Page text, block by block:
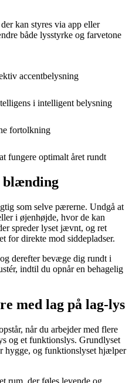
kan styres via app eller
både lysstyrke og farvetone
accentbelysning
i intelligent belysning
fortolkning
fungere optimalt året rundt
blænding
som selve pærerne. Undgå at
i øjenhøjde, hvor de kan
spreder lyset jævnt, og ret
for direkte mod siddepladser.
derefter bevæge dig rundt i
indtil du opnår en behagelig
med lag på lag-lys
når du arbejder med flere
og et funktionslys. Grundlyset
hygge, og funktionslyset hjælper
rum, der føles levende og